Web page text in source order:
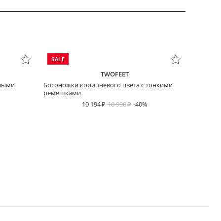
SALE
TWOFEET
Босоножки коричневого цвета с тонкими
ремешками
10 194
16 990 -40%